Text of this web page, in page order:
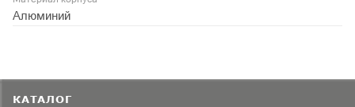
Алюминий
КАТАЛОГ